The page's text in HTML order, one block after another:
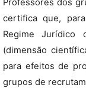
Professores dos
certifica que,
Regime Jurídico
(dimensão
para efeitos de
grupos de